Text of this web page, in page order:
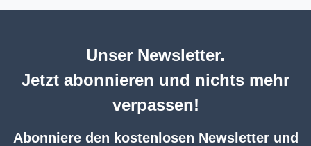
Unser Newsletter.
Jetzt abonnieren und nichts mehr
verpassen!
Abonniere den kostenlosen Newsletter und